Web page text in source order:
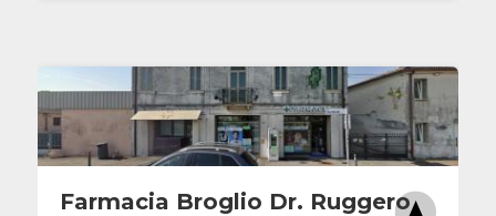
Farmacia Broglio Dr. Ruggero